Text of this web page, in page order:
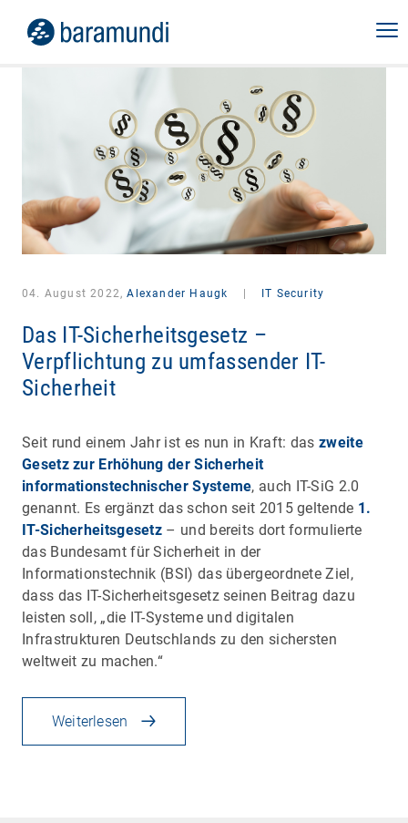
04. August 2022,Alexander Haugk IT Security
Das IT-Sicherheitsgesetz –
Verpflichtung zu umfassender IT-
Sicherheit
Seit rund einem Jahr ist es nun in Kraft: das zweite
Gesetz zur Erhöhung der Sicherheit
informationstechnischer Systeme, auch IT-SiG 2.0
genannt. Es ergänzt das schon seit 2015 geltende 1.
IT-Sicherheitsgesetz – und bereits dort formulierte
das Bundesamt für Sicherheit in der
Informationstechnik (BSI) das übergeordnete Ziel,
dass das IT-Sicherheitsgesetz seinen Beitrag dazu
leisten soll, „die IT-Systeme und digitalen
Infrastrukturen Deutschlands zu den sichersten
weltweit zu machen.“
Weiterlesen